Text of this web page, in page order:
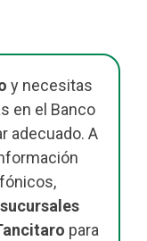
y necesitas
en el Banco
adecuado. A
sucursales
para